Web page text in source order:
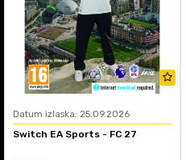
Datum izlaska: 25.09.2026
Switch EA Sports - FC 27